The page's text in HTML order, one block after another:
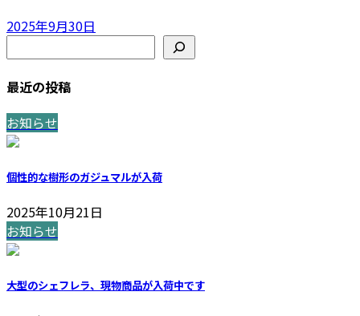
2025年9月30日
最近の投稿
お知らせ
個性的な樹形のガジュマルが入荷
2025年10月21日
お知らせ
大型のシェフレラ、現物商品が入荷中です